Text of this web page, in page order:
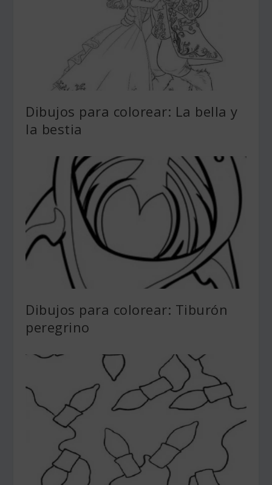
Dibujos para colorear: La bella y
la bestia
Dibujos para colorear: Tiburón
peregrino